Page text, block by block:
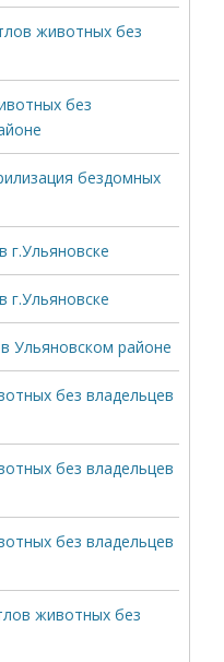
животных без
без
бездомных
г.Ульяновске
г.Ульяновске
Ульяновском районе
без владельцев
без владельцев
без владельцев
животных без